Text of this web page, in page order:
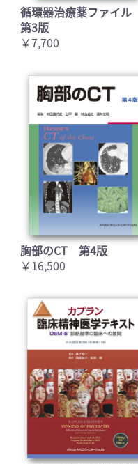
循環器治療薬ファイル
第3版
￥7,700
胸部のCT 第4版
￥16,500